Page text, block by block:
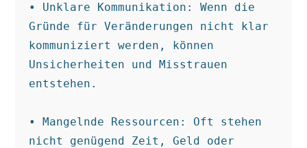
• Unklare Kommunikation: Wenn die
Gründe für Veränderungen nicht klar
kommuniziert werden, können
Unsicherheiten und Misstrauen
entstehen.
• Mangelnde Ressourcen: Oft stehen
nicht genügend Zeit, Geld oder